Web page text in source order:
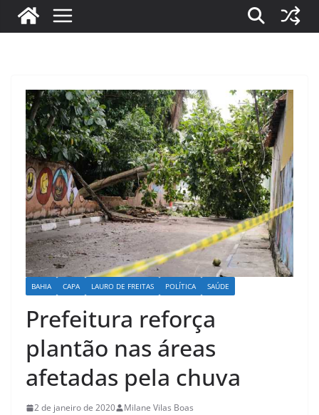
BAHIA CAPA LAURO DE FREITAS POLÍTICA SAÚDE
Prefeitura reforça
plantão nas áreas
afetadas pela chuva
2 de janeiro de 2020 Milane Vilas Boas